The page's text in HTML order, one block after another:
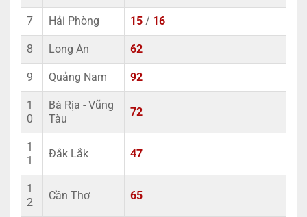
7 Hải Phòng 15 / 16
8 Long An 62
9 Quảng Nam 92
1
0
Bà Rịa - Vũng
Tàu
72
1
1
Đắk Lắk 47
1
2
Cần Thơ 65